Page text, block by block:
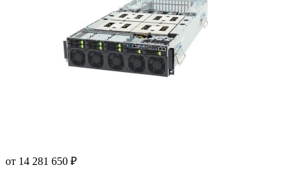
от 14 281 650 ₽